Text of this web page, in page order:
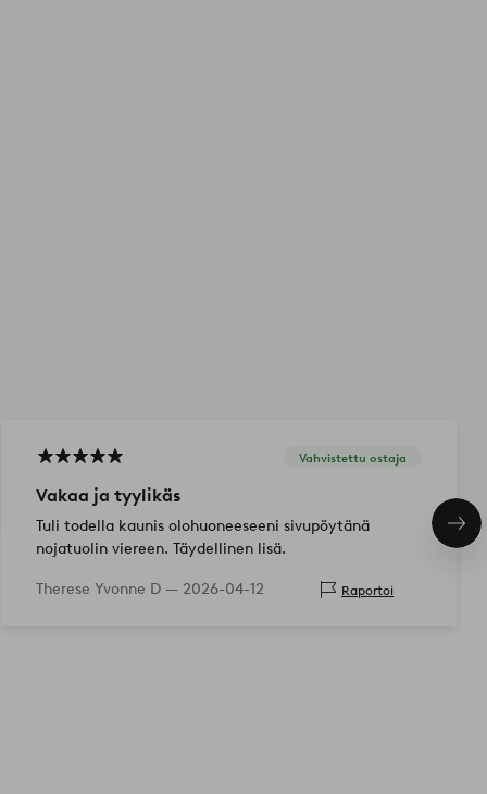
Vahvistettu ostaja
Vakaa ja tyylikäs
Tuli todella kaunis olohuoneeseeni sivupöytänä
nojatuolin viereen. Täydellinen lisä.
Therese Yvonne D — 2026-04-12 Raportoi